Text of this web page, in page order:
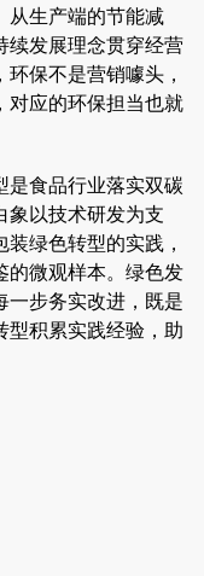
从生产端的节能减
续发展理念贯穿经营
保不是营销噱头，
对应的环保担当也就
是食品行业落实双碳
象以技术研发为支
绿色转型的实践，
的微观样本。绿色发
一步务实改进，既是
型积累实践经验，助